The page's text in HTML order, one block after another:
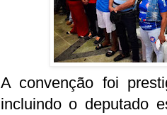
A convenção foi
incluindo o deputado